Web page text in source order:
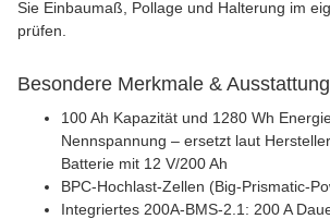
Sie Einbaumaß, Pollage und Halterung im
prüfen.
Besondere Merkmale & Ausstattung
100 Ah Kapazität und 1280 Wh
Nennspannung – ersetzt laut
Batterie mit 12 V/200 Ah
BPC-Hochlast-Zellen (Big-Prismatic-
Integriertes 200A-BMS-2.1: 200 A